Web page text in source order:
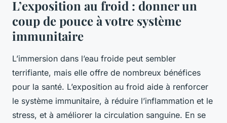
L’exposition au froid : donner un
coup de pouce à votre système
immunitaire
L’immersion dans l’eau froide peut sembler
terrifiante, mais elle offre de nombreux bénéfices
pour la santé. L’exposition au froid aide à renforcer
le système immunitaire, à réduire l’inflammation et le
stress, et à améliorer la circulation sanguine. En se